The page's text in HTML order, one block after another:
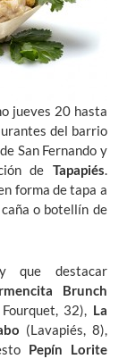
jueves 20 hasta
del barrio
San Fernando y
de Tapapiés.
forma de tapa a
o botellín de
que destacar
Brunch
32), La
(Lavapiés, 8),
Pepín Lorite